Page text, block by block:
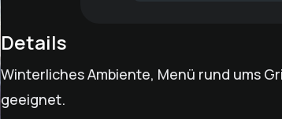
Details
Winterliches Ambiente, Menü rund ums
geeignet.